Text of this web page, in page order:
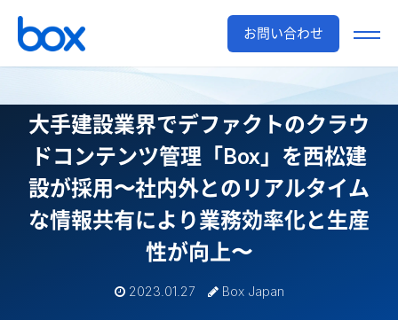
お問い合わせ
大手建設業界でデファクトのクラウ
ドコンテンツ管理「Box」を西松建
設が採用 〜社内外とのリアルタイム
な情報共有により業務効率化と生産
性が向上〜
2023.01.27 Box Japan